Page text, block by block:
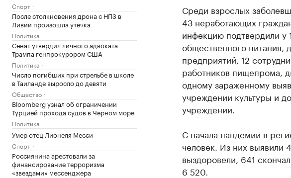
Спорт
После столкновения дрона с НПЗ в
Ливии произошла утечка
Политика
Сенат утвердил личного адвоката
Трампа генпрокурором США
Политика
Число погибших при стрельбе в школе
в Таиланде выросло до девяти
Общество
Bloomberg узнал об ограничении
Турцией прохода судов в Черном море
Политика
Умер отец Лионеля Месси
Спорт
Россиянина арестовали за
финансирование терроризма
«звездами» мессенджера
Среди взрослых
43 неработающих
инфекцию подтвердили у
общественного питания,
предприятий, 12
работников пищепрома,
одному зараженному
учреждении культуры и
учреждении.
С начала пандемии в
человек. Из них выявили
выздоровели, 641
6 520.